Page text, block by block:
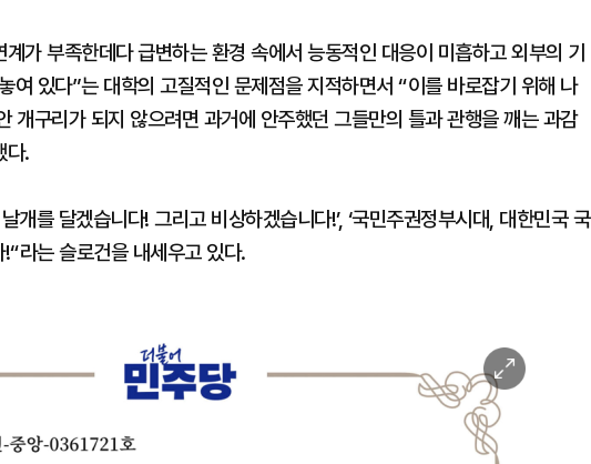
가 부족한데다 급변하는 환경 속에서 능동적인 대응이 미흡하고 외부의 기
여 있다”는 대학의 고질적인 문제점을 지적하면서 “이를 바로잡기 위해 나
개구리가 되지 않으려면 과거에 안주했던 그들만의 틀과 관행을 깨는 과감
다.
개를 달겠습니다! 그리고 비상하겠습니다!’, ‘국민주권정부시대, 대한민국 국
라는 슬로건을 내세우고 있다.
이
미
지